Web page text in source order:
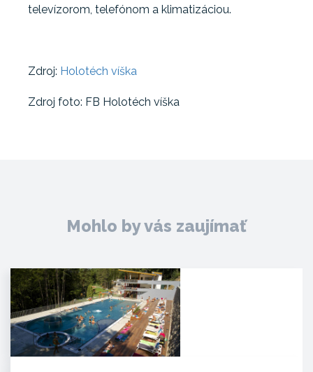
televízorom, telefónom a klimatizáciou.
Zdroj: Holotéch víška
Zdroj foto: FB Holotéch víška
Mohlo by vás zaujímať